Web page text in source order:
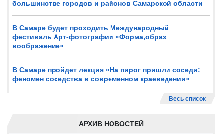
большинстве городов и районов Самарской области
В Самаре будет проходить Международный
фестиваль Арт-фотографии «Форма,образ,
воображение»
В Самаре пройдет лекция «На пирог пришли соседи:
феномен соседства в современном краеведении»
Весь список
АРХИВ НОВОСТЕЙ